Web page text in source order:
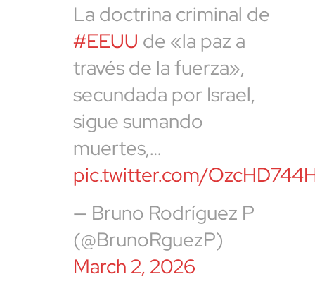
La doctrina criminal de
#EEUU de «la paz a
través de la fuerza»,
secundada por Israel,
sigue sumando
muertes,…
pic.twitter.com/
— Bruno Rodríguez P
(@BrunoRguezP)
March 2, 2026